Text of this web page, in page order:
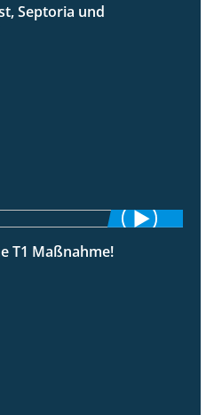
Septoria und
T1 Maßnahme!